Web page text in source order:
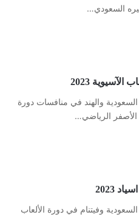
2023
والهند في منافسات دورة
2023
وفيتنام في دورة الألعاب